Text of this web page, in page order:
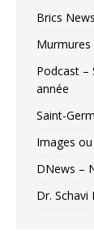
Brics
Murmures
Podcast –
année
Saint-
Images
DNews –
Dr. Schavi